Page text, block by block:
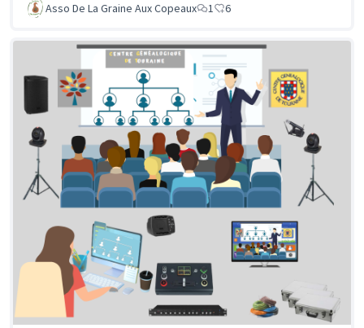
Asso De La Graine Aux Copeaux
1 6